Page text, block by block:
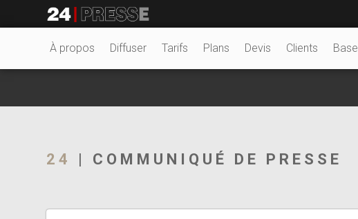
24Presse -
À propos Diffuser Tarifs Plans Devis Clients Base
24 | COMMUNIQUÉ DE PRESSE